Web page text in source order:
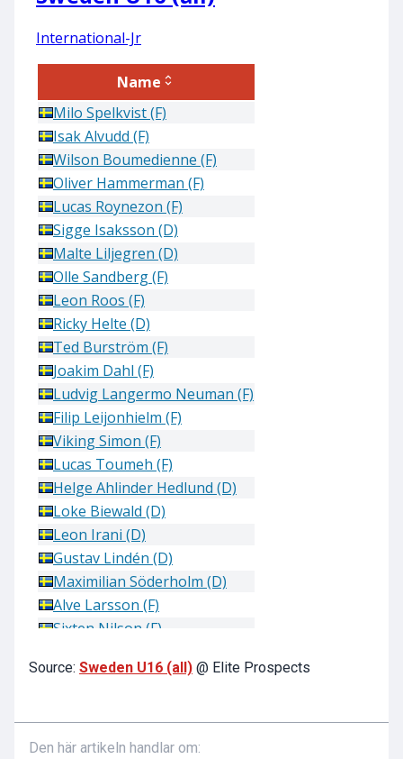
Source: Sweden U16 (all) @ Elite Prospects
Den här artikeln handlar om: